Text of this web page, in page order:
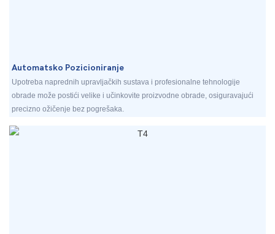
Automatsko Pozicioniranje
Upotreba naprednih upravljačkih sustava i profesionalne tehnologije
obrade može postići velike i učinkovite proizvodne obrade, osiguravajući
precizno ožičenje bez pogrešaka.